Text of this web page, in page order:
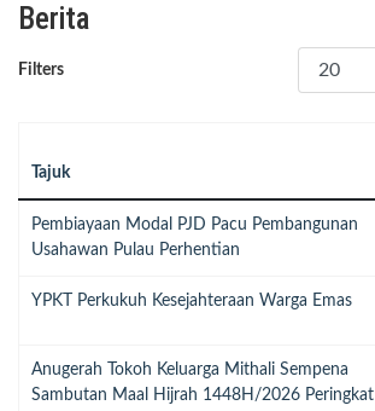
Berita
Filters
Tajuk
Pembiayaan Modal PJD Pacu Pembangunan
Usahawan Pulau Perhentian
YPKT Perkukuh Kesejahteraan Warga Emas
Anugerah Tokoh Keluarga Mithali Sempena
Sambutan Maal Hijrah 1448H/2026 Peringkat